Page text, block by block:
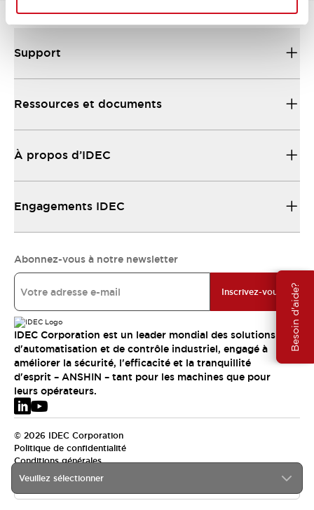
Besoin d'aide?
Veuillez sélectionner
Support
Ressources et documents
À propos d’IDEC
Engagements IDEC
Abonnez-vous à notre newsletter
Inscrivez-vous
IDEC Corporation est un leader mondial des solutions
d'automatisation et de contrôle industriel, engagé à
améliorer la sécurité, l'efficacité et la tranquillité
d'esprit – ANSHIN – tant pour les machines que pour
leurs opérateurs.
© 2026 IDEC Corporation
Politique de confidentialité
Conditions générales
EMEA